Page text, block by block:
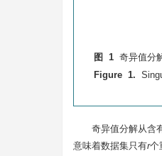
图 1 奇异值分
Figure 1.
奇异值分解从含
意味着数据集只有r个